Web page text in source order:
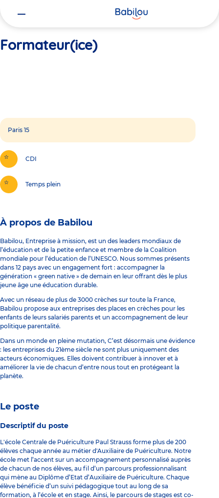
Formateur(ice)
Paris 15
CDI
Temps plein
À propos de Babilou
Babilou, Entreprise à mission, est un des leaders mondiaux de
l’éducation et de la petite enfance et membre de la Coalition
mondiale pour l’éducation de l’UNESCO. Nous sommes présents
dans 12 pays avec un engagement fort : accompagner la
génération « green native » de demain en leur offrant dès le plus
jeune âge une éducation durable.
Avec un réseau de plus de 3000 crèches sur toute la France,
Babilou propose aux entreprises des places en crèches pour les
enfants de leurs salariés parents et un accompagnement de leur
politique parentalité.
Dans un monde en pleine mutation, C’est désormais une évidence
: les entreprises du 21ème siècle ne sont plus uniquement des
acteurs économiques. Elles doivent contribuer à innover et à
améliorer la vie de chacun d’entre nous tout en protégeant la
planète.
Le poste
Descriptif du poste
L'école Centrale de Puériculture Paul Strauss forme plus de 200
élèves chaque année au métier d'Auxiliaire de Puériculture. Notre
école met l’accent sur un accompagnement personnalisé auprès
de chacun de nos élèves, au fil d’un parcours professionnalisant
qui mène au Diplôme d’Etat d’Auxiliaire de Puériculture. Chaque
élève bénéficie d’un suivi pédagogique tout au long de sa
formation, à l’école et en stage. Ainsi, le parcours de stages est co-